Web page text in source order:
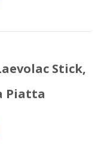
Stick,
Piatta